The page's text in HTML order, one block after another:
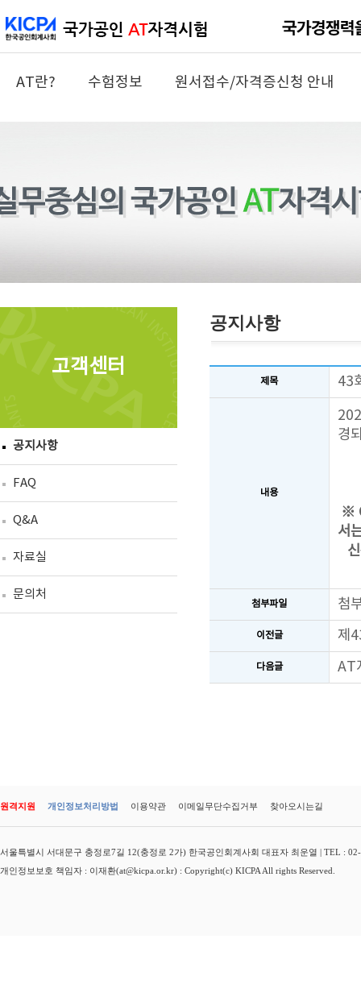
AT란? 수험정보 원서접수/자격증신청 안내
고객센터
공지사항
FAQ
Q&A
자료실
문의처
공지사항
제목 43
내용
경
※
서
첨부파일 첨
이전글 제
다음글 AT
원격지원 개인정보처리방법 이용약관 이메일무단수집거부 찾아오시는길
서울특별시 서대문구 충정로7길 12(충정로 2가) 한국공인회계사회 대표자 최운열 | TEL :
개인정보보호 책임자 : 이재환(at@kicpa.or.kr) : Copyright(c) KICPA All rights Reserved.